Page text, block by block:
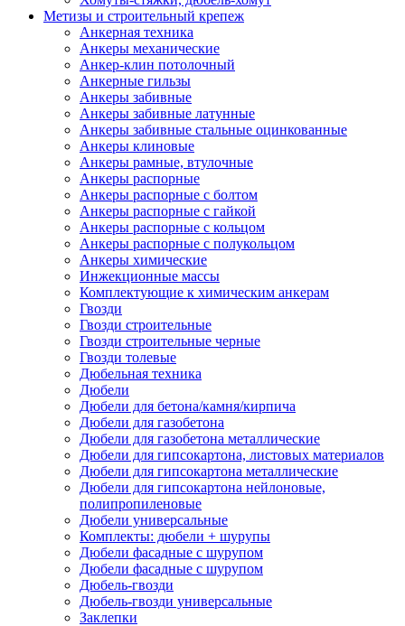
Метизы и строительный крепеж
Анкерная техника
Анкеры механические
Анкер-клин потолочный
Анкерные гильзы
Анкеры забивные
Анкеры забивные латунные
Анкеры забивные стальные оцинкованные
Анкеры клиновые
Анкеры рамные, втулочные
Анкеры распорные
Анкеры распорные с болтом
Анкеры распорные с гайкой
Анкеры распорные с кольцом
Анкеры распорные с полукольцом
Анкеры химические
Инжекционные массы
Комплектующие к химическим анкерам
Гвозди
Гвозди строительные
Гвозди строительные черные
Гвозди толевые
Дюбельная техника
Дюбели
Дюбели для бетона/камня/кирпича
Дюбели для газобетона
Дюбели для газобетона металлические
Дюбели для гипсокартона, листовых материалов
Дюбели для гипсокартона металлические
Дюбели для гипсокартона нейлоновые,
полипропиленовые
Дюбели универсальные
Комплекты: дюбели + шурупы
Дюбели фасадные с шурупом
Дюбели фасадные с шурупом
Дюбель-гвозди
Дюбель-гвозди универсальные
Заклепки